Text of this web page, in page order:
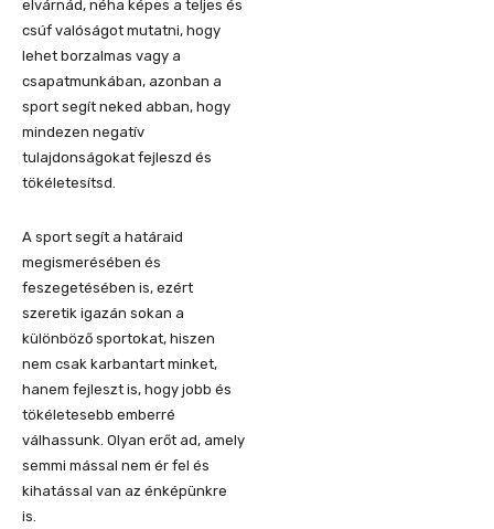
elvárnád, néha képes a teljes és
csúf valóságot mutatni, hogy
lehet borzalmas vagy a
csapatmunkában, azonban a
sport segít neked abban, hogy
mindezen negatív
tulajdonságokat fejleszd és
tökéletesítsd.
A sport segít a határaid
megismerésében és
feszegetésében is, ezért
szeretik igazán sokan a
különböző sportokat, hiszen
nem csak karbantart minket,
hanem fejleszt is, hogy jobb és
tökéletesebb emberré
válhassunk. Olyan erőt ad, amely
semmi mással nem ér fel és
kihatással van az énképünkre
is.